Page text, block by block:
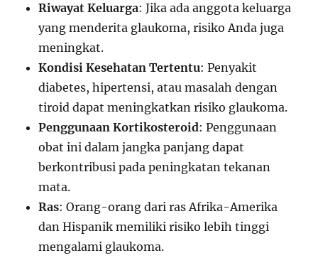
Riwayat Keluarga: Jika ada anggota keluarga
yang menderita glaukoma, risiko Anda juga
meningkat.
Kondisi Kesehatan Tertentu: Penyakit
diabetes, hipertensi, atau masalah dengan
tiroid dapat meningkatkan risiko glaukoma.
Penggunaan Kortikosteroid: Penggunaan
obat ini dalam jangka panjang dapat
berkontribusi pada peningkatan tekanan
mata.
Ras: Orang-orang dari ras Afrika-Amerika
dan Hispanik memiliki risiko lebih tinggi
mengalami glaukoma.